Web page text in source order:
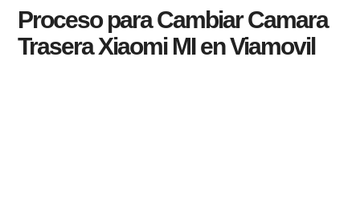
Proceso para Cambiar Camara
Trasera Xiaomi MI en Viamovil